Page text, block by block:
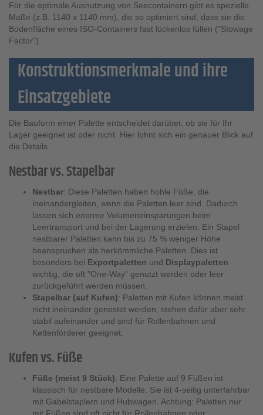
Für die optimale Ausnutzung von Seecontainern gibt es spezielle
Maße (z.B. 1140 x 1140 mm), die so optimiert sind, dass sie die
Bodenfläche eines ISO-Containers fast lückenlos füllen ("Stowage
Factor").
Konstruktionsmerkmale und ihre
Einsatzgebiete
Die Bauform einer Palette entscheidet darüber, ob sie für Ihr
Lager geeignet ist oder nicht. Hier lohnt sich ein genauer Blick auf
die Details.
Nestbar vs. Stapelbar
Nestbar: Diese Paletten haben hohle Füße, die
ineinandergleiten, wenn die Paletten leer sind. Dadurch
lassen sich enorme Volumeneinsparungen beim
Leertransport und bei der Lagerung erzielen. Ein Stapel
nestbarer Paletten kann bis zu 75 % weniger Höhe
beanspruchen als herkömmliche Paletten. Dies ist
besonders bei Exportpaletten und Displaypaletten
wichtig, die oft "One-Way" genutzt werden oder leer
zurückgeführt werden müssen.
Stapelbar (auf Kufen): Paletten mit Kufen können meist
nicht ineinander genestet werden, stehen dafür aber sehr
stabil aufeinander und sind für Rollenbahnen und
Kettenförderer geeignet.
Kufen vs. Füße
Füße (meist 9 Stück): Eine Palette auf 9 Füßen ist
klassisch für nestbare Modelle. Sie ist 4-seitig unterfahrbar
mit Gabelstaplern und Hubwagen. Achtung: Paletten nur